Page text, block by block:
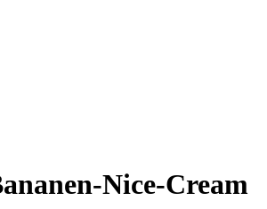
Nice-Cream